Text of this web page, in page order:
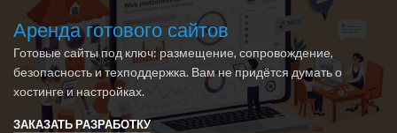
Аренда готового сайтов
Готовые сайты под ключ: размещение, сопровождение,
безопасность и техподдержка. Вам не придётся думать о
хостинге и настройках.
ЗАКАЗАТЬ РАЗРАБОТКУ